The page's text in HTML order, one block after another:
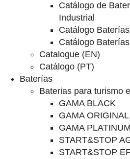
Catálogo de
Industrial
Catálogo
Catálogo
Catalogue (EN)
Catálogo (PT)
Baterías
Baterias para turismo
GAMA BLACK
GAMA ORIGINAL
GAMA PLATINUM
START&STOP
START&STOP